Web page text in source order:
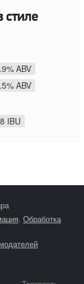
стиле
ABV
ABV
IBU
. Обработка